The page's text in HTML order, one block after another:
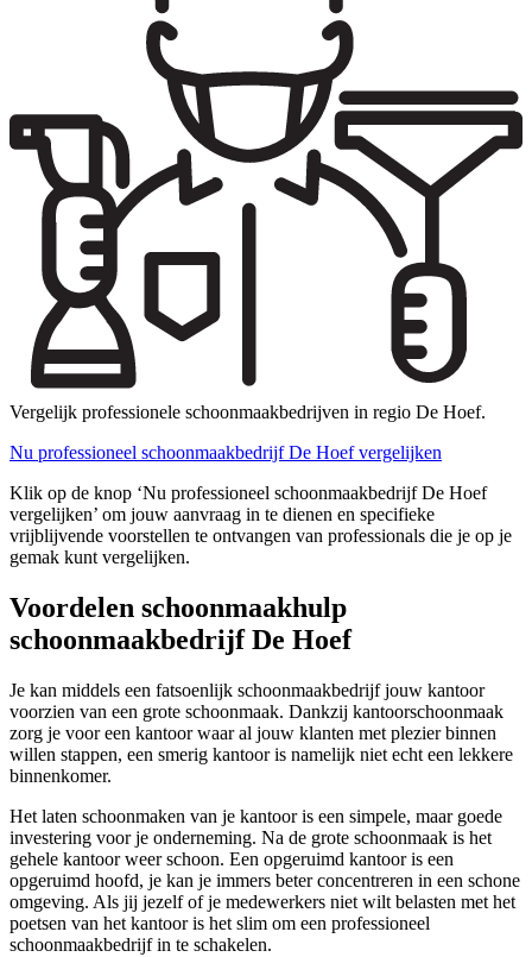
Vergelijk professionele schoonmaakbedrijven in regio De Hoef.
Nu professioneel schoonmaakbedrijf De Hoef vergelijken
Klik op de knop ‘Nu professioneel schoonmaakbedrijf De Hoef
vergelijken’ om jouw aanvraag in te dienen en specifieke
vrijblijvende voorstellen te ontvangen van professionals die je op je
gemak kunt vergelijken.
Voordelen schoonmaakhulp
schoonmaakbedrijf De Hoef
Je kan middels een fatsoenlijk schoonmaakbedrijf jouw kantoor
voorzien van een grote schoonmaak. Dankzij kantoorschoonmaak
zorg je voor een kantoor waar al jouw klanten met plezier binnen
willen stappen, een smerig kantoor is namelijk niet echt een lekkere
binnenkomer.
Het laten schoonmaken van je kantoor is een simpele, maar goede
investering voor je onderneming. Na de grote schoonmaak is het
gehele kantoor weer schoon. Een opgeruimd kantoor is een
opgeruimd hoofd, je kan je immers beter concentreren in een schone
omgeving. Als jij jezelf of je medewerkers niet wilt belasten met het
poetsen van het kantoor is het slim om een professioneel
schoonmaakbedrijf in te schakelen.